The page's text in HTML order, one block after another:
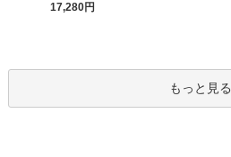
17,280円
もっと見る